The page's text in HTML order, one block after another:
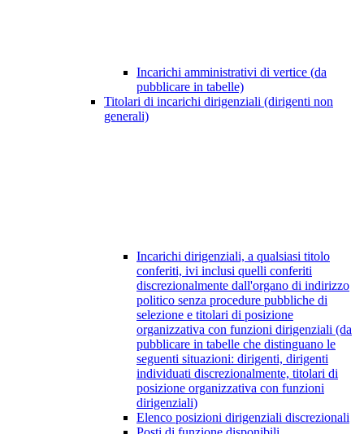
Incarichi amministrativi di vertice (da
pubblicare in tabelle)
Titolari di incarichi dirigenziali (dirigenti non
generali)
Incarichi dirigenziali, a qualsiasi titolo
conferiti, ivi inclusi quelli conferiti
discrezionalmente dall'organo di indirizzo
politico senza procedure pubbliche di
selezione e titolari di posizione
organizzativa con funzioni dirigenziali (da
pubblicare in tabelle che distinguano le
seguenti situazioni: dirigenti, dirigenti
individuati discrezionalmente, titolari di
posizione organizzativa con funzioni
dirigenziali)
Elenco posizioni dirigenziali discrezionali